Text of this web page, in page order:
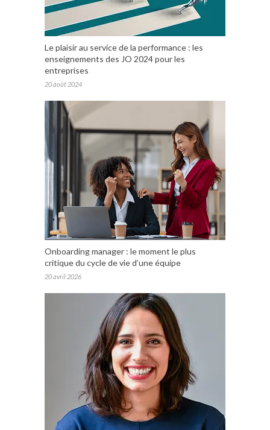
Le plaisir au service de la performance : les
enseignements des JO 2024 pour les
entreprises
20 août 2024
Onboarding manager : le moment le plus
critique du cycle de vie d’une équipe
20 avril 2026